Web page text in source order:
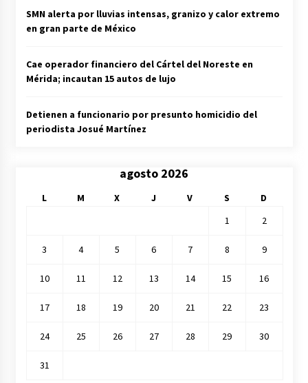
SMN alerta por lluvias intensas, granizo y calor extremo
en gran parte de México
Cae operador financiero del Cártel del Noreste en
Mérida; incautan 15 autos de lujo
Detienen a funcionario por presunto homicidio del
periodista Josué Martínez
agosto 2026
L M X J V S
D
1
2
3 4 5 6 7 8 9
10 11 12 13 14 15 16
17 18 19 20 21 22 23
24 25 26 27 28 29 30
31